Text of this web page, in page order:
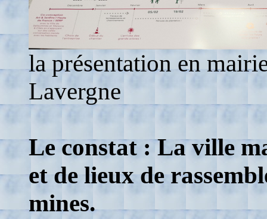
la présentation en
Lavergne
Le constat : La ville
et de lieux de
mines.